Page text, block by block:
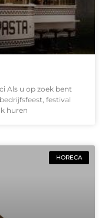
Als u op zoek bent
festival
huren
HORECA